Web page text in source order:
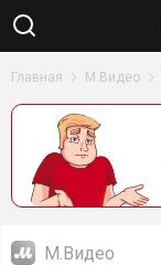
Главная М.Видео
М.Видео